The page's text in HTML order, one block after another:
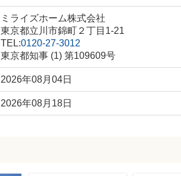
ミライズホーム株式会社
東京都立川市錦町２丁目1-21
TEL:0120-27-3012
東京都知事 (1) 第109609号
2026年08月04日
2026年08月18日